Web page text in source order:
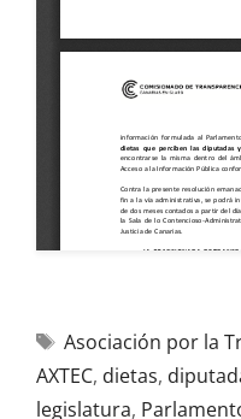
Asociación por la
AXTEC, dietas,
legislatura,